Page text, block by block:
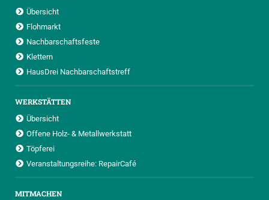
Übersicht
Flohmarkt
Nachbarschaftsfeste
Klettern
HausDrei Nachbarschaftstreff
WERKSTÄTTEN
Übersicht
Offene Holz- & Metallwerkstatt
Töpferei
Veranstaltungsreihe: RepairCafé
MITMACHEN